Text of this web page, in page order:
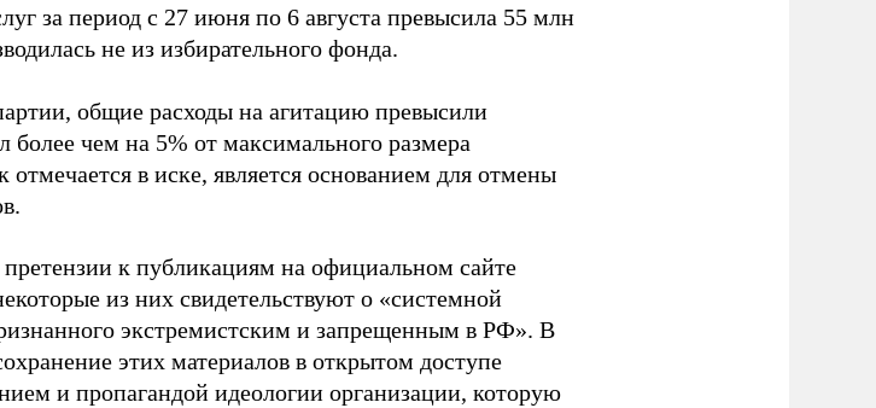
за период с 27 июня по 6 августа превысила 55 млн
не из избирательного фонда.
общие расходы на агитацию превысили
более чем на 5% от максимального размера
отмечается в иске, является основанием для отмены
к публикациям на официальном сайте
из них свидетельствуют о «системной
экстремистским и запрещенным в РФ». В
этих материалов в открытом доступе
и пропагандой идеологии организации, которую